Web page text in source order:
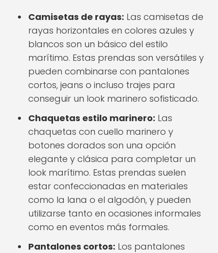
Camisetas de rayas: Las camisetas de
rayas horizontales en colores azules y
blancos son un básico del estilo
marítimo. Estas prendas son versátiles y
pueden combinarse con pantalones
cortos, jeans o incluso trajes para
conseguir un look marinero sofisticado.
Chaquetas estilo marinero: Las
chaquetas con cuello marinero y
botones dorados son una opción
elegante y clásica para completar un
look marítimo. Estas prendas suelen
estar confeccionadas en materiales
como la lana o el algodón, y pueden
utilizarse tanto en ocasiones informales
como en eventos más formales.
Pantalones cortos: Los pantalones